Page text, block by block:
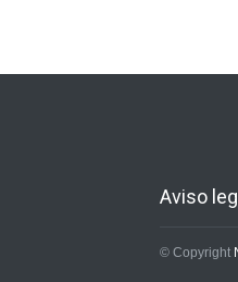
Aviso
© Copyright